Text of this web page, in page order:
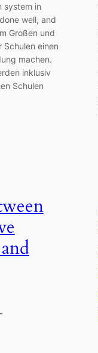
system in
well, and
Großen und
Schulen einen
machen.
inklusiv
Schulen